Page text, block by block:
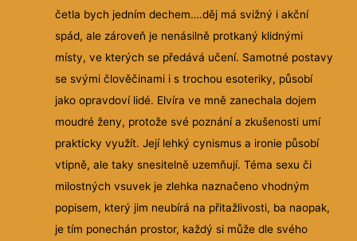
četla bych jedním dechem….děj má svižný i akční
spád, ale zároveň je nenásilně protkaný klidnými
místy, ve kterých se předává učení. Samotné postavy
se svými člověčinami i s trochou esoteriky, působí
jako opravdoví lidé. Elvíra ve mně zanechala dojem
moudré ženy, protože své poznání a zkušenosti umí
prakticky využít. Její lehký cynismus a ironie působí
vtipně, ale taky snesitelně uzemňují. Téma sexu či
milostných vsuvek je zlehka naznačeno vhodným
popisem, který jim neubírá na přitažlivosti, ba naopak,
je tím ponechán prostor, každý si může dle svého